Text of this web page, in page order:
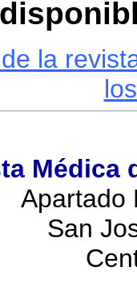
la
Médica
Apartado
San